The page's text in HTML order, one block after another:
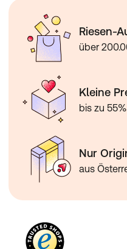
Riesen-
über
Kleine
bis zu
Nur
aus